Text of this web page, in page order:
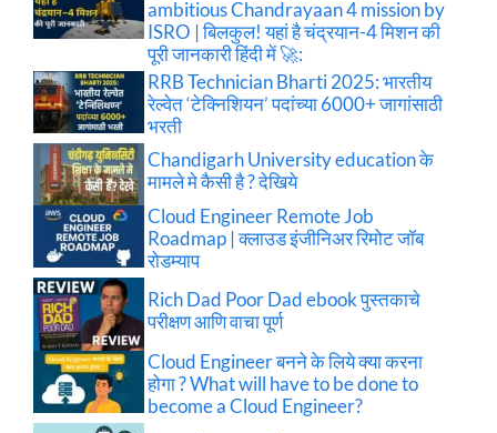
ambitious Chandrayaan 4 mission by
ISRO | बिलकुल! यहां है चंद्रयान-4 मिशन की
पूरी जानकारी हिंदी में 🚀:
RRB Technician Bharti 2025: भारतीय
रेल्वेत ‘टेक्निशियन’ पदांच्या 6000+ जागांसाठी
भरती
Chandigarh University education के
मामले मे कैसी है ? देखिये
Cloud Engineer Remote Job
Roadmap | क्लाउड इंजीनिअर रिमोट जॉब
रोडम्याप
Rich Dad Poor Dad ebook पुस्तकाचे
परीक्षण आणि वाचा पूर्ण
Cloud Engineer बनने के लिये क्या करना
होगा ? What will have to be done to
become a Cloud Engineer?